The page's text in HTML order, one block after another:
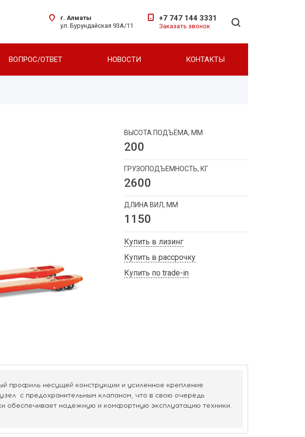
г. Алматы
ул. Бурундайская 93А/11
+7 747 144 3331
Заказать звонок
ВОПРОС/ОТВЕТ НОВОСТИ КОНТАКТЫ
ВЫСОТА ПОДЪЁМА, ММ
200
ГРУЗОПОДЪЕМНОСТЬ, КГ
2600
ДЛИНА ВИЛ, ММ
1150
Купить в лизинг
Купить в рассрочку
Купить по trade-in
профиль несущей конструкции и усиленное крепление
с предохранительным клапаном, что в свою очередь
обеспечивает надежную и комфортную эксплуатацию техники.